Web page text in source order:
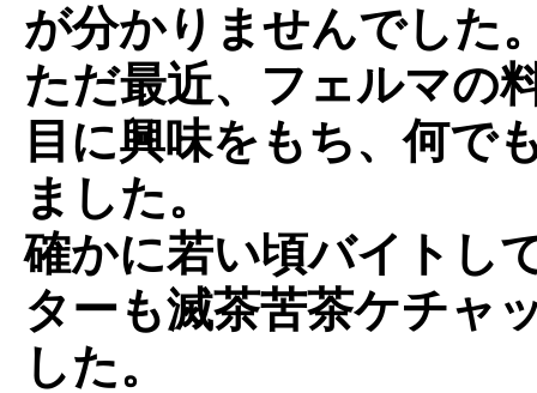
が分かりませんでした
ただ最近、フェルマの
目に興味をもち、何で
ました。
確かに若い頃バイトし
ターも滅茶苦茶ケチャ
した。